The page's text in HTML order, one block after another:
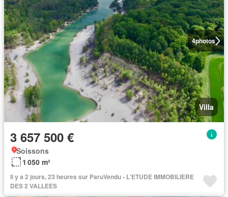
4photos
Villa
3 657 500 €
Soissons
1 050 m²
Il y a 2 jours, 23 heures sur ParuVendu - L'ETUDE IMMOBILIERE
DES 2 VALLEES